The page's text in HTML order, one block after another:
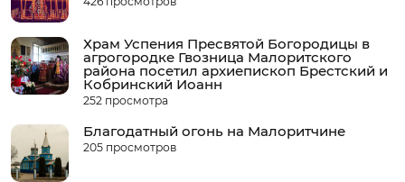
Храм Успения Пресвятой Богородицы в
агрогородке Гвозница Малоритского
района посетил архиепископ Брестский и
Кобринский Иоанн
252 просмотра
Благодатный огонь на Малоритчине
205 просмотров